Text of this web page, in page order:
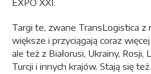
EXPO XXI.
Targi te, zwane TransLogistica z
większe i przyciągają coraz
ale też z Białorusi, Ukrainy,
Turcji i innych krajów. Stają się